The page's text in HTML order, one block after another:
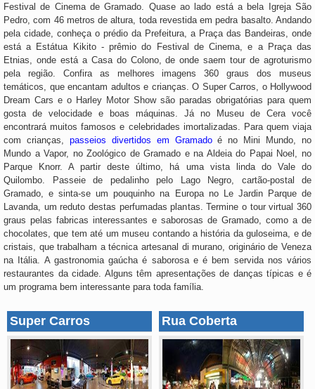
Festival de Cinema de Gramado. Quase ao lado está a bela Igreja São
Pedro, com 46 metros de altura, toda revestida em pedra basalto. Andando
pela cidade, conheça o prédio da Prefeitura, a Praça das Bandeiras, onde
está a Estátua Kikito - prêmio do Festival de Cinema, e a Praça das
Etnias, onde está a Casa do Colono, de onde saem tour de agroturismo
pela região. Confira as melhores imagens 360 graus dos museus
temáticos, que encantam adultos e crianças. O Super Carros, o Hollywood
Dream Cars e o Harley Motor Show são paradas obrigatórias para quem
gosta de velocidade e boas máquinas. Já no Museu de Cera você
encontrará muitos famosos e celebridades imortalizadas. Para quem viaja
com crianças, passeios divertidos em Gramadoé no Mini Mundo, no
Mundo a Vapor, no Zoológico de Gramado e na Aldeia do Papai Noel, no
Parque Knorr. A partir deste último, há uma vista linda do Vale do
Quilombo. Passeie de pedalinho pelo Lago Negro, cartão-postal de
Gramado, e sinta-se um pouquinho na Europa no Le Jardin Parque de
Lavanda, um reduto destas perfumadas plantas. Termine o tour virtual 360
graus pelas fabricas interessantes e saborosas de Gramado, como a de
chocolates, que tem até um museu contando a história da guloseima, e de
cristais, que trabalham a técnica artesanal di murano, originário de Veneza
na Itália. A gastronomia gaúcha é saborosa e é bem servida nos vários
restaurantes da cidade. Alguns têm apresentações de danças típicas e é
um programa bem interessante para toda família.
Super Carros Rua Coberta